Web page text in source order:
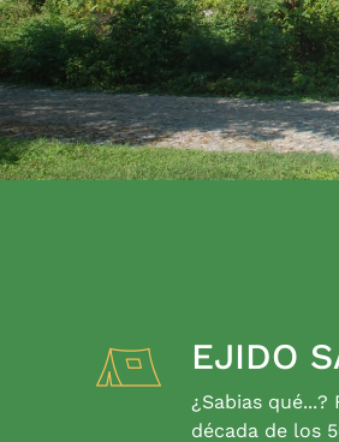
EJIDO
¿Sabias
década de los